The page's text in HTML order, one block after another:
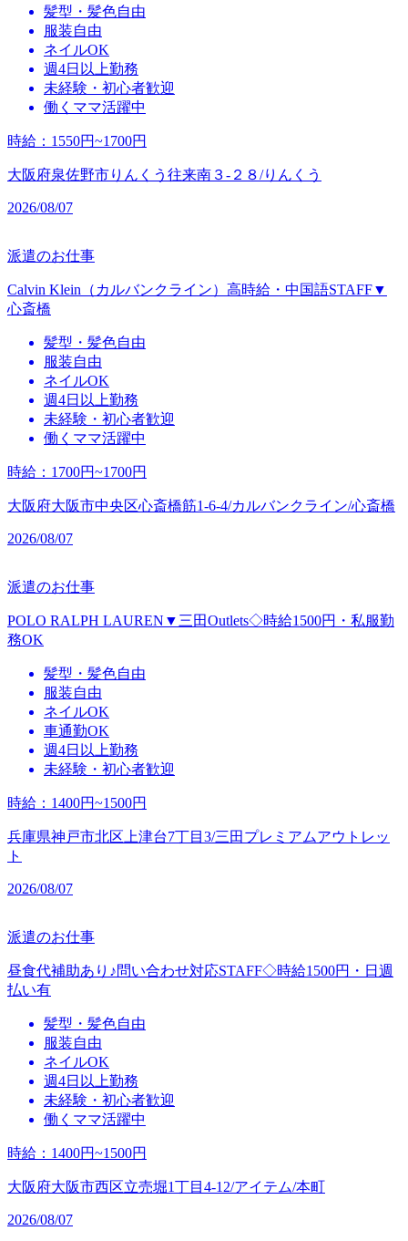
髪型・髪色自由
服装自由
ネイルOK
週4日以上勤務
未経験・初心者歓迎
働くママ活躍中
時給 ： 1550円~1700円
大阪府泉佐野市りんくう往来南３‐２８/りんくう
2026/08/07
派遣のお仕事
Calvin Klein（カルバンクライン）高時給・中国語STAFF▼
心斎橋
髪型・髪色自由
服装自由
ネイルOK
週4日以上勤務
未経験・初心者歓迎
働くママ活躍中
時給 ： 1700円~1700円
大阪府大阪市中央区心斎橋筋1-6-4/カルバンクライン/心斎橋
2026/08/07
派遣のお仕事
POLO RALPH LAUREN▼三田Outlets◇時給1500円・私服勤
務OK
髪型・髪色自由
服装自由
ネイルOK
車通勤OK
週4日以上勤務
未経験・初心者歓迎
時給 ： 1400円~1500円
兵庫県神戸市北区上津台7丁目3/三田プレミアムアウトレッ
ト
2026/08/07
派遣のお仕事
昼食代補助あり♪問い合わせ対応STAFF◇時給1500円・日週
払い有
髪型・髪色自由
服装自由
ネイルOK
週4日以上勤務
未経験・初心者歓迎
働くママ活躍中
時給 ： 1400円~1500円
大阪府大阪市西区立売堀1丁目4-12/アイテム/本町
2026/08/07